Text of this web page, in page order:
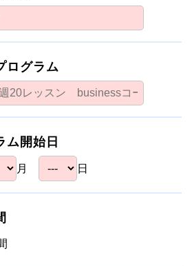
ログラム
ム開始日
月 日